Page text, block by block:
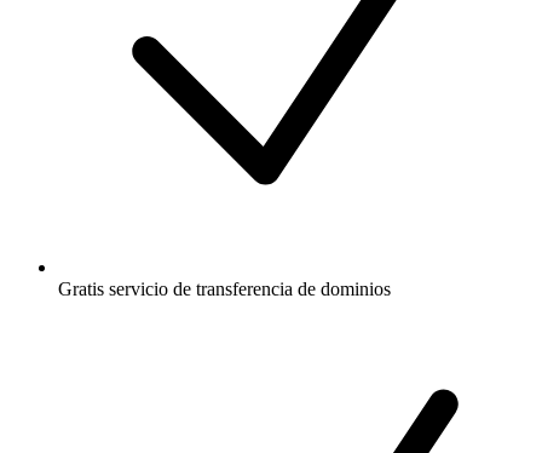
Gratis servicio de transferencia de dominios